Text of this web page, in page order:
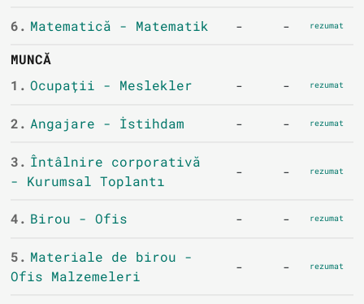
6. Matematică - Matematik - - rezumat
MUNCĂ
1. Ocupații - Meslekler - - rezumat
2. Angajare - İstihdam - - rezumat
3. Întâlnire corporativă
- Kurumsal Toplantı
- - rezumat
4. Birou - Ofis - - rezumat
5. Materiale de birou -
Ofis Malzemeleri
- - rezumat